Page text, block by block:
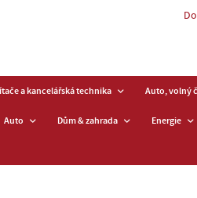
a kancelářská technika Auto, volný
Auto Dům & zahrada Energie